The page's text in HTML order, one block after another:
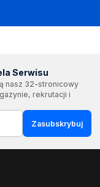
Serwisu
nasz 32-stronicowy
rekrutacji i
Zasubskrybuj